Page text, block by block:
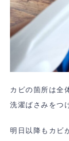
カビの箇所は全
洗濯ばさみをつ
明日以降もカビ